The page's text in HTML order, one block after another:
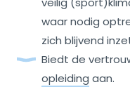
waar nodig
zich blijvend
Biedt de
opleiding aan.